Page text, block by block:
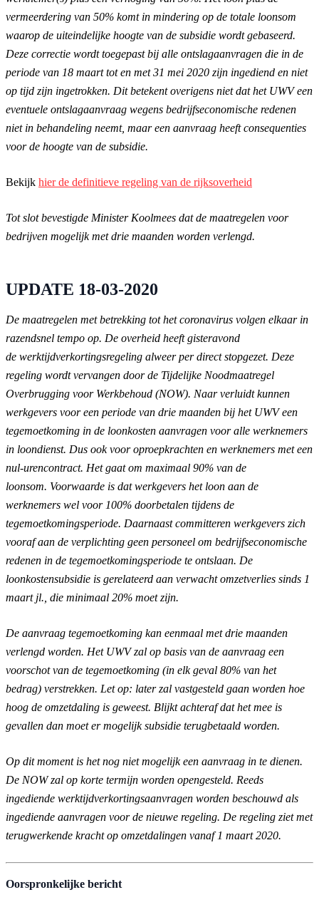
vermeerdering van 50% komt in mindering op de totale loonsom
waarop de uiteindelijke hoogte van de subsidie wordt gebaseerd.
Deze correctie wordt toegepast bij alle ontslagaanvragen die in de
periode van 18 maart tot en met 31 mei 2020 zijn ingediend en niet
op tijd zijn ingetrokken. Dit betekent overigens niet dat het UWV een
eventuele ontslagaanvraag wegens bedrijfseconomische redenen
niet in behandeling neemt, maar een aanvraag heeft consequenties
voor de hoogte van de subsidie.
Bekijk hier de definitieve regeling van de rijksoverheid
Tot slot bevestigde Minister Koolmees dat de maatregelen voor
bedrijven mogelijk met drie maanden worden verlengd.
UPDATE 18-03-2020
De maatregelen met betrekking tot het coronavirus volgen elkaar in
razendsnel tempo op. De overheid heeft gisteravond
de werktijdverkortingsregeling alweer per direct stopgezet. Deze
regeling wordt vervangen door de Tijdelijke Noodmaatregel
Overbrugging voor Werkbehoud (NOW). Naar verluidt kunnen
werkgevers voor een periode van drie maanden bij het UWV een
tegemoetkoming in de loonkosten aanvragen voor alle werknemers
in loondienst. Dus ook voor oproepkrachten en werknemers met een
nul-urencontract. Het gaat om maximaal 90% van de
loonsom. Voorwaarde is dat werkgevers het loon aan de
werknemers wel voor 100% doorbetalen tijdens de
tegemoetkomingsperiode. Daarnaast committeren werkgevers zich
vooraf aan de verplichting geen personeel om bedrijfseconomische
redenen in de tegemoetkomingsperiode te ontslaan. De
loonkostensubsidie is gerelateerd aan verwacht omzetverlies sinds 1
maart jl., die minimaal 20% moet zijn.
De aanvraag tegemoetkoming kan eenmaal met drie maanden
verlengd worden. Het UWV zal op basis van de aanvraag een
voorschot van de tegemoetkoming (in elk geval 80% van het
bedrag) verstrekken. Let op: later zal vastgesteld gaan worden hoe
hoog de omzetdaling is geweest. Blijkt achteraf dat het mee is
gevallen dan moet er mogelijk subsidie terugbetaald worden.
Op dit moment is het nog niet mogelijk een aanvraag in te dienen.
De NOW zal op korte termijn worden opengesteld. Reeds
ingediende werktijdverkortingsaanvragen worden beschouwd als
ingediende aanvragen voor de nieuwe regeling. De regeling ziet met
terugwerkende kracht op omzetdalingen vanaf 1 maart 2020.
Oorspronkelijke bericht